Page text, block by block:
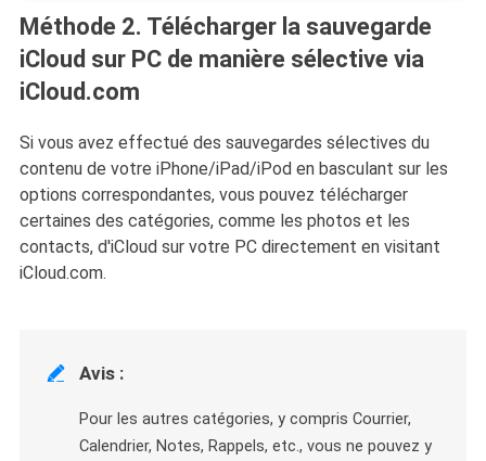
Méthode 2. Télécharger la sauvegarde
iCloud sur PC de manière sélective via
iCloud.com
Si vous avez effectué des sauvegardes sélectives du
contenu de votre iPhone/iPad/iPod en basculant sur les
options correspondantes, vous pouvez télécharger
certaines des catégories, comme les photos et les
contacts, d'iCloud sur votre PC directement en visitant
iCloud.com.
 Avis :
Pour les autres catégories, y compris Courrier,
Calendrier, Notes, Rappels, etc., vous ne pouvez y